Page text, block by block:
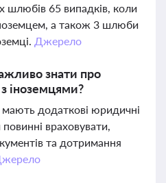
шлюбів 65 випадків, коли
а також 3 шлюби
Джерело
знати про
іноземцями?
додаткові юридичні
враховувати,
та дотримання